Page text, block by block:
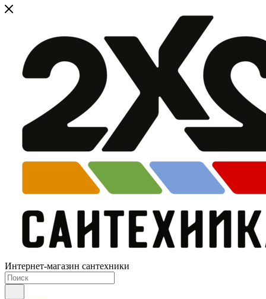
Интернет-магазин сантехники